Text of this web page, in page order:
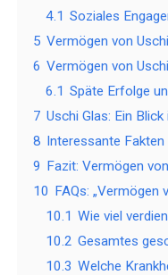
4.1 Soziales
5 Vermögen von
6 Vermögen von
6.1 Späte Erfolge
7 Uschi Glas: Ein
8 Interessante Fakten
9 Fazit: Vermögen
10 FAQs: „Vermögen
10.1 Wie viel
10.2 Gesamtes
10.3 Welche